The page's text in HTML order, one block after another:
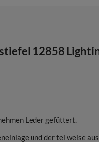
12858
Leder gefüttert.
und der teilweise